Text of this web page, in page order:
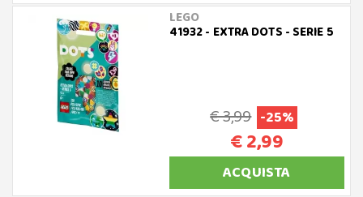
LEGO
41932 - EXTRA DOTS - SERIE 5
€ 3,99 -25%
€ 2,99
ACQUISTA